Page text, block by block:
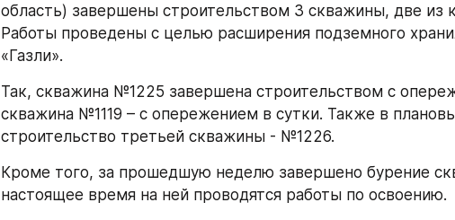
область) завершены строительством 3 скважины, две из
Работы проведены с целью расширения подземного
«Газли».
Так, скважина №1225 завершена строительством с
скважина №1119 – с опережением в сутки. Также в
строительство третьей скважины - №1226.
Кроме того, за прошедшую неделю завершено бурение
настоящее время на ней проводятся работы по освоению.